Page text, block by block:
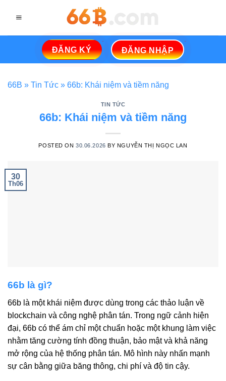
ĐĂNG KÝ ĐĂNG NHẬP
66B » Tin Tức » 66b: Khái niệm và tiềm năng
TIN TỨC
66b: Khái niệm và tiềm năng
POSTED ON30.06.2026 BY NGUYỄN THỊ NGỌC LAN
30
Th06
66b là gì?
66b là một khái niệm được dùng trong các thảo luận về
blockchain và công nghệ phân tán. Trong ngữ cảnh hiện
đại, 66b có thể ám chỉ một chuẩn hoặc một khung làm việc
nhằm tăng cường tính đồng thuận, bảo mật và khả năng
mở rộng của hệ thống phân tán. Mô hình này nhấn mạnh
sự cân bằng giữa băng thông, chi phí và độ tin cậy.